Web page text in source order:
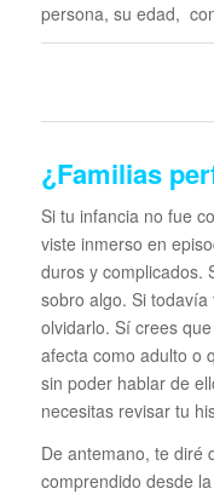
persona, su edad,
¿Familias
Si tu infancia no fue
viste inmerso en
duros y complicados.
sobro algo. Si
olvidarlo. Sí crees
afecta como adulto o
sin poder hablar de
necesitas revisar tu
De antemano, te diré
comprendido desde